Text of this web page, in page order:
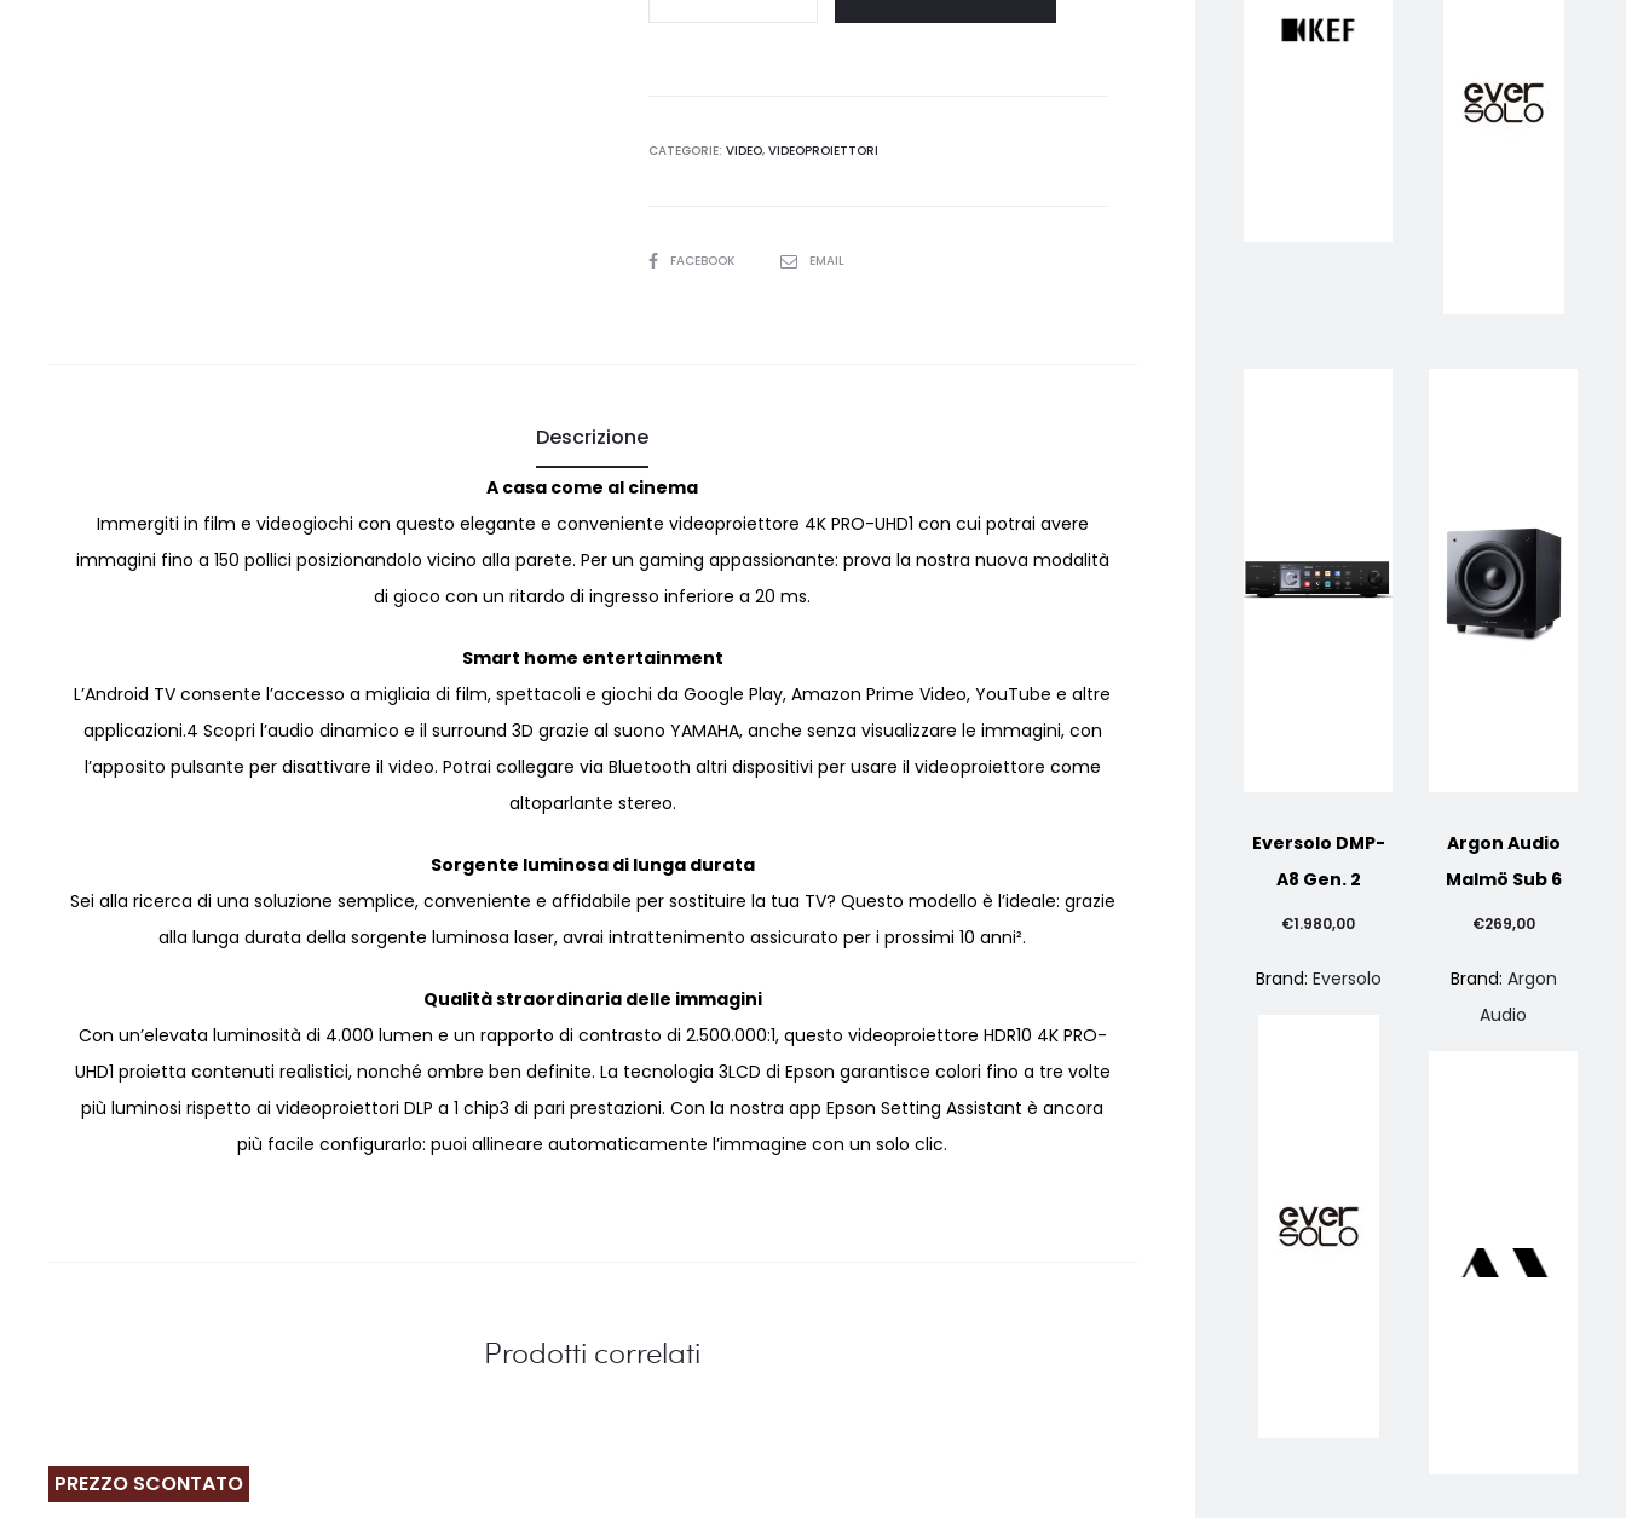
era:
è:
CATEGORIE:VIDEO,VIDEOPROIETTORI
SHAREFACEBOOK EMAIL
Descrizione
A casa come al cinema
Immergiti in film e videogiochi con questo elegante e conveniente videoproiettore 4K PRO-UHD1 con cui potrai avere
immagini fino a 150 pollici posizionandolo vicino alla parete. Per un gaming appassionante: prova la nostra nuova modalità
di gioco con un ritardo di ingresso inferiore a 20 ms.
Smart home entertainment
L’Android TV consente l’accesso a migliaia di film, spettacoli e giochi da Google Play, Amazon Prime Video, YouTube e altre
applicazioni.4 Scopri l’audio dinamico e il surround 3D grazie al suono YAMAHA, anche senza visualizzare le immagini, con
l’apposito pulsante per disattivare il video. Potrai collegare via Bluetooth altri dispositivi per usare il videoproiettore come
altoparlante stereo.
Sorgente luminosa di lunga durata
Sei alla ricerca di una soluzione semplice, conveniente e affidabile per sostituire la tua TV? Questo modello è l’ideale: grazie
alla lunga durata della sorgente luminosa laser, avrai intrattenimento assicurato per i prossimi 10 anni².
Qualità straordinaria delle immagini
Con un’elevata luminosità di 4.000 lumen e un rapporto di contrasto di 2.500.000:1, questo videoproiettore HDR10 4K PRO-
UHD1 proietta contenuti realistici, nonché ombre ben definite. La tecnologia 3LCD di Epson garantisce colori fino a tre volte
più luminosi rispetto ai videoproiettori DLP a 1 chip3 di pari prestazioni. Con la nostra app Epson Setting Assistant è ancora
più facile configurarlo: puoi allineare automaticamente l’immagine con un solo clic.
Prodotti correlati
PREZZO SCONTATO
Eversolo DMP-
A8 Gen. 2
€1.980,00
Brand: Eversolo
Argon Audio
Malmö Sub 6
€269,00
Brand: Argon
Audio